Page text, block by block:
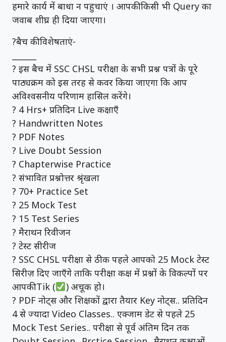
हमारे कार्य में बाधा न पहुचाएं । आपकी किसी भी Query का
जवाब शीघ्र ही दिया जाएगा।
?बैच की विशेषताएं-
? इस बैच में SSC CHSL परीक्षा के सभी प्रश्न पत्रों के पूरे
पाठ्यक्रम को इस तरह से कवर किया जाएगा कि आप
अविश्वसनीय परिणाम हासिल करेंगे।
? 4 Hrs+ प्रतिदिन Live कक्षाएँ
? Handwritten Notes
? PDF Notes
? Live Doubt Session
? Chapterwise Practice
? संभावित प्रश्नोत्तर श्रृंखला
? 70+ Practice Set
? 25 Mock Test
? 15 Test Series
? मैराथन रिवीजन
? टेस्ट सीरीज
? SSC CHSL परीक्षा से ठीक पहले आपको 25 Mock टेस्ट
सिरीज़ दिए जाएँगे ताकि परीक्षा कक्ष में प्रश्नों के विकल्पों पर
आपकी Tik (
) अचूक हो।
? PDF नोट्स और शिक्षकों द्वारा तैयार Key नोट्स.. प्रतिदिन
4 से ज्यादा Video Classes.. एक्जाम डेट से पहले 25
Mock Test Series.. परीक्षा से पूर्व अंतिम दिन तक